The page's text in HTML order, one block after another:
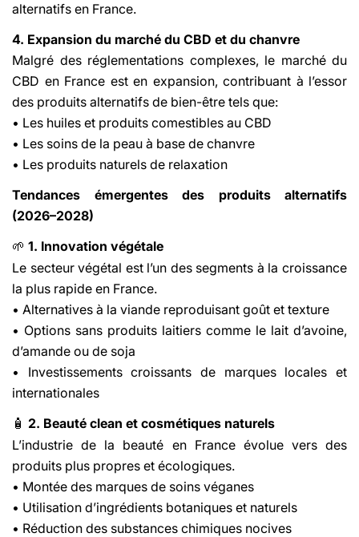
alternatifs en France.
4. Expansion du marché du CBD et du chanvre
Malgré des réglementations complexes, le marché du
CBD en France est en expansion, contribuant à l’essor
des produits alternatifs de bien-être tels que:
• Les huiles et produits comestibles au CBD
• Les soins de la peau à base de chanvre
• Les produits naturels de relaxation
Tendances émergentes des produits alternatifs
(2026–2028)
🌱 1. Innovation végétale
Le secteur végétal est l’un des segments à la croissance
la plus rapide en France.
• Alternatives à la viande reproduisant goût et texture
• Options sans produits laitiers comme le lait d’avoine,
d’amande ou de soja
• Investissements croissants de marques locales et
internationales
🧴 2. Beauté clean et cosmétiques naturels
L’industrie de la beauté en France évolue vers des
produits plus propres et écologiques.
• Montée des marques de soins véganes
• Utilisation d’ingrédients botaniques et naturels
• Réduction des substances chimiques nocives